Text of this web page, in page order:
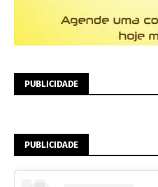
PUBLICIDADE
PUBLICIDADE